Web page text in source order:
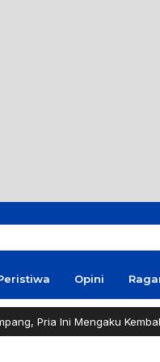
Opini
Kembali Bergairah